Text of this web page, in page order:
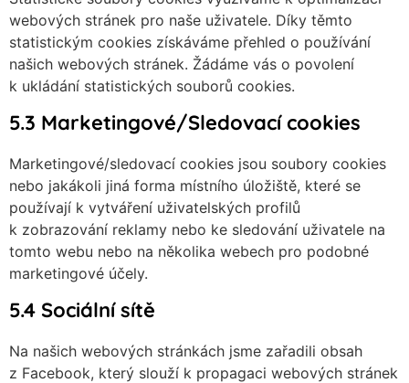
webových stránek pro naše uživatele. Díky těmto
statistickým cookies získáváme přehled o používání
našich webových stránek. Žádáme vás o povolení
k ukládání statistických souborů cookies.
5.3 Marketingové/Sledovací cookies
Marketingové/sledovací cookies jsou soubory cookies
nebo jakákoli jiná forma místního úložiště, které se
používají k vytváření uživatelských profilů
k zobrazování reklamy nebo ke sledování uživatele na
tomto webu nebo na několika webech pro podobné
marketingové účely.
5.4 Sociální sítě
Na našich webových stránkách jsme zařadili obsah
z Facebook, který slouží k propagaci webových stránek